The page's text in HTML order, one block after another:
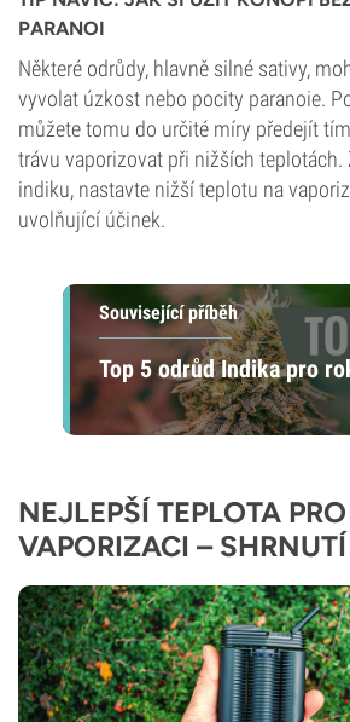
PARANOI
Některé odrůdy, hlavně silné sativy,
vyvolat úzkost nebo pocity paranoie.
můžete tomu do určité míry předejít
trávu vaporizovat při nižších teplotách.
indiku, nastavte nižší teplotu na
uvolňující účinek.
Související příběh
Top 5 odrůd Indika pro
NEJLEPŠÍ TEPLOTA PRO
VAPORIZACI – SHRNUTÍ